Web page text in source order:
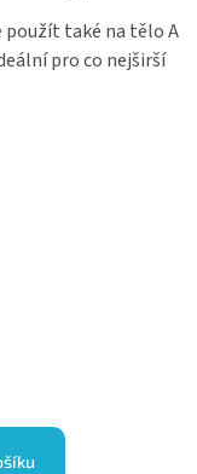
také na tělo A
pro co nejširší